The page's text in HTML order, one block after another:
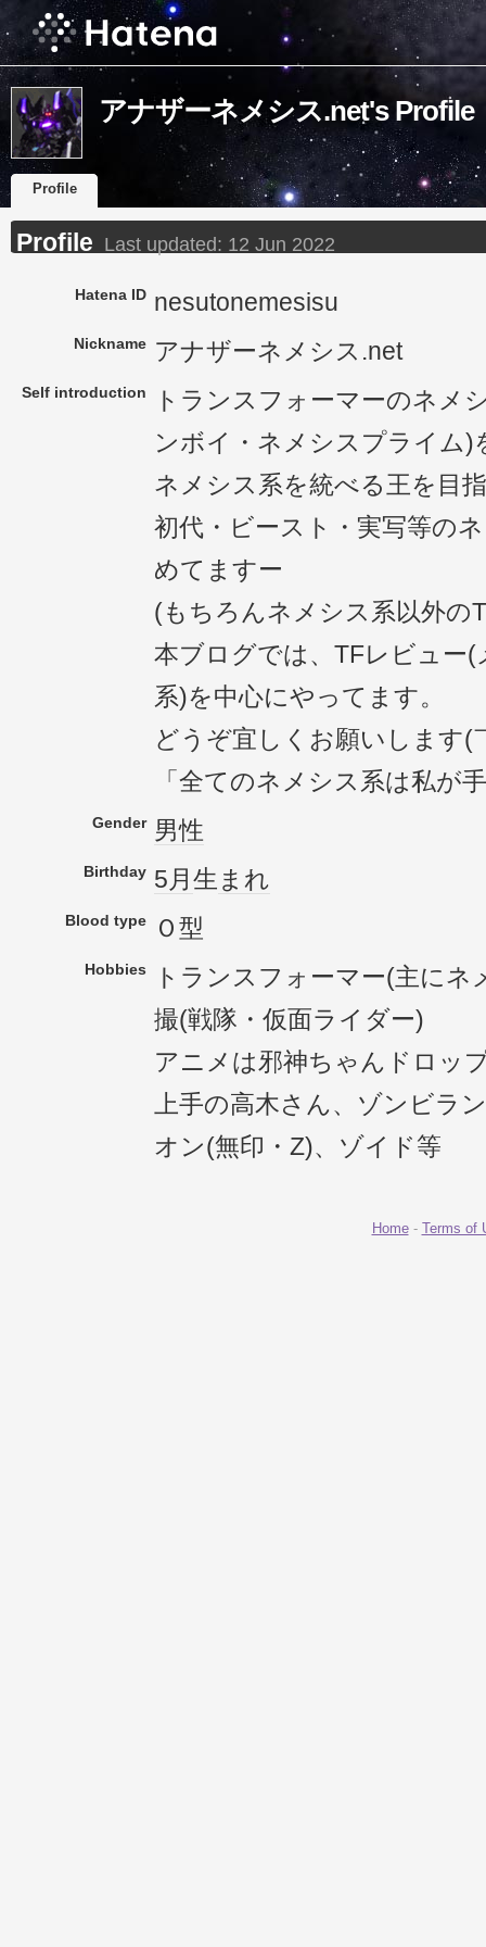
アナザーネメシス.net's Profile
Profile
Profile Last updated: 12 Jun 2022
Hatena ID nesutonemesisu
Nickname アナザーネメシス.net
Self introduction
トランスフォーマーのネメ
ンボイ・ネメシスプライム)
ネメシス系を統べる王を目
初代・ビースト・実写等の
めてますー
(もちろんネメシス系以外の
本ブログでは、TFレビュー
系)を中心にやってます。
どうぞ宜しくお願いします(
「全てのネメシス系は私が
Gender 男性
Birthday 5月 生 まれ
Blood type Ｏ型
Hobbies
トランスフォーマー(主にネ
撮(戦隊・仮面ライダー)
アニメは邪神ちゃんドロッ
上手の高木さん、ゾンビラ
オン(無印・Z)、ゾイド等
Home- Terms of